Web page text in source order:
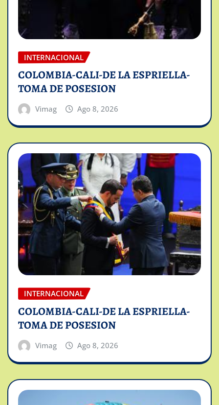
INTERNACIONAL
COLOMBIA-CALI-DE LA ESPRIELLA-
TOMA DE POSESION
Vimag Ago 8, 2026
INTERNACIONAL
COLOMBIA-CALI-DE LA ESPRIELLA-
TOMA DE POSESION
Vimag Ago 8, 2026